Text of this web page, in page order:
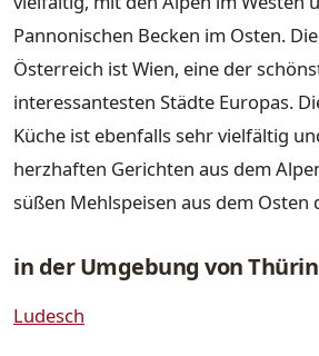
Pannonischen Becken im Osten.
Österreich ist Wien, eine der
interessantesten Städte Europas.
Küche ist ebenfalls sehr vielfältig
herzhaften Gerichten aus dem
süßen Mehlspeisen aus dem Osten
in der Umgebung von
Ludesch